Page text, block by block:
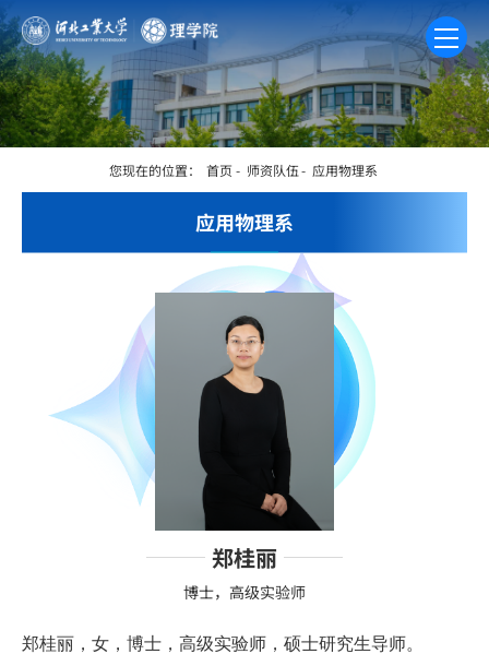
应用物理系
您现在的位置： 首页 - 师资队伍 - 应用物理系
郑桂丽
博士，高级实验师
郑桂丽，女，博士，高级实验师，硕士研究生导师。